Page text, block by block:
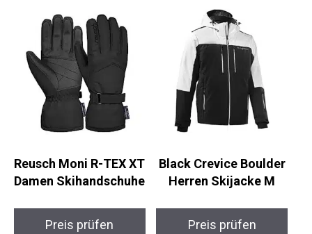
Reusch Moni R-TEX XT
Damen Skihandschuhe
Preis prüfen
Black Crevice Boulder
Herren Skijacke M
Preis prüfen